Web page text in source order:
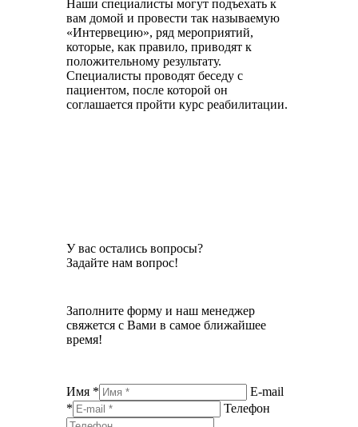
Наши специалисты могут подъехать к
вам домой и провести так называемую
«Интервецию», ряд мероприятий,
которые, как правило, приводят к
положительному результату.
Специалисты проводят беседу с
пациентом, после которой он
соглашается пройти курс реабилитации.
У вас остались вопросы?
Задайте нам вопрос!
Заполните форму и наш менеджер
свяжется с Вами в самое ближайшее
время!
Имя *
E-mail
*
Телефон